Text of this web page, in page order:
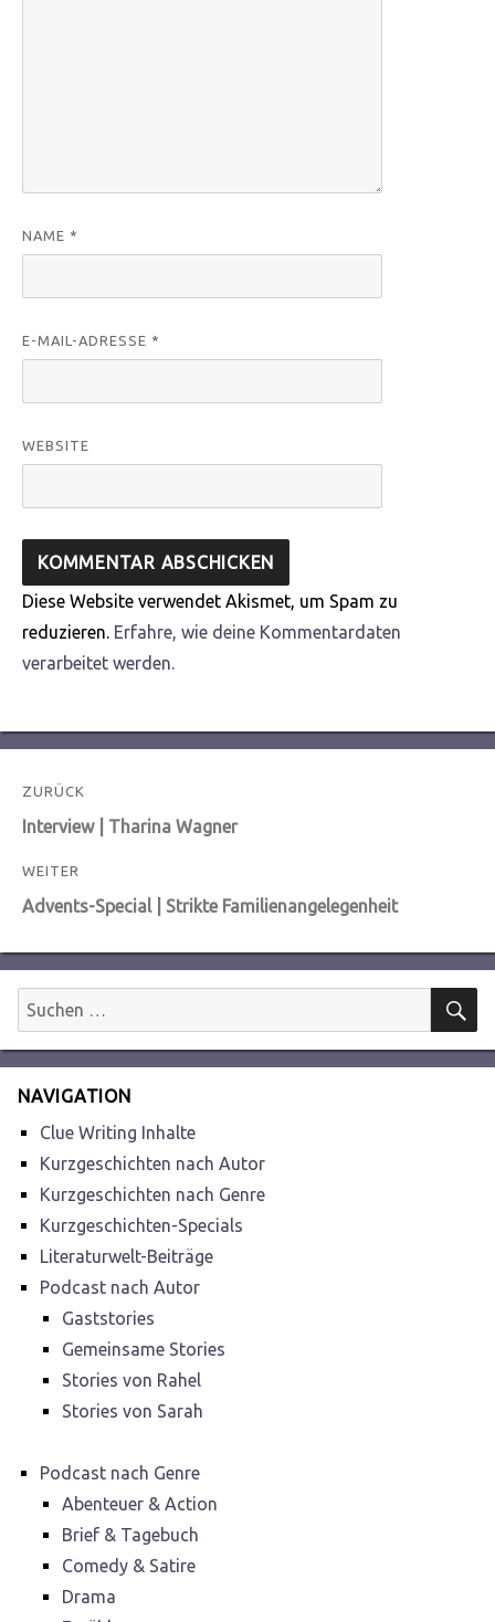
NAME *
E-MAIL-ADRESSE *
WEBSITE
Diese Website verwendet Akismet, um Spam zu
reduzieren. Erfahre, wie deine Kommentardaten
verarbeitet werden.
Beitragsnavigation
ZURÜCK
Vorheriger
Interview | Tharina Wagner
WEITER
Nächster
Advents-Special | Strikte Familienangelegenheit
Suchen
nach:
NAVIGATION
Clue Writing Inhalte
Kurzgeschichten nach Autor
Kurzgeschichten nach Genre
Kurzgeschichten-Specials
Literaturwelt-Beiträge
Podcast nach Autor
Gaststories
Gemeinsame Stories
Stories von Rahel
Stories von Sarah
Podcast nach Genre
Abenteuer & Action
Brief & Tagebuch
Comedy & Satire
Drama